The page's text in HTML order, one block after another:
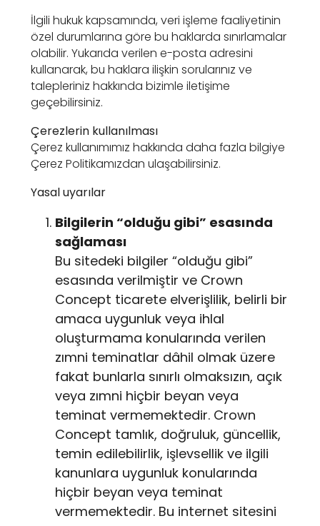
İlgili hukuk kapsamında, veri işleme faaliyetinin
özel durumlarına göre bu haklarda sınırlamalar
olabilir. Yukarıda verilen e-posta adresini
kullanarak, bu haklara ilişkin sorularınız ve
talepleriniz hakkında bizimle iletişime
geçebilirsiniz.
Çerezlerin kullanılması
Çerez kullanımımız hakkında daha fazla bilgiye
Çerez Politikamızdan ulaşabilirsiniz.
Yasal uyarılar
Bilgilerin “olduğu gibi” esasında
sağlaması
Bu sitedeki bilgiler “olduğu gibi”
esasında verilmiştir ve Crown
Concept ticarete elverişlilik, belirli bir
amaca uygunluk veya ihlal
oluşturmama konularında verilen
zımni teminatlar dâhil olmak üzere
fakat bunlarla sınırlı olmaksızın, açık
veya zımni hiçbir beyan veya
teminat vermemektedir. Crown
Concept tamlık, doğruluk, güncellik,
temin edilebilirlik, işlevsellik ve ilgili
kanunlara uygunluk konularında
hiçbir beyan veya teminat
vermemektedir. Bu internet sitesini